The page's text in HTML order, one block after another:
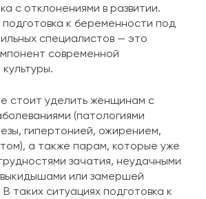
с отклонениями в развитии.
к беременности под
специалистов — это
современной
стоит уделить женщинам с
(патологиями
гипертонией, ожирением,
а также парам, которые уже
зачатия, неудачными
или замершей
таких ситуациях подготовка к